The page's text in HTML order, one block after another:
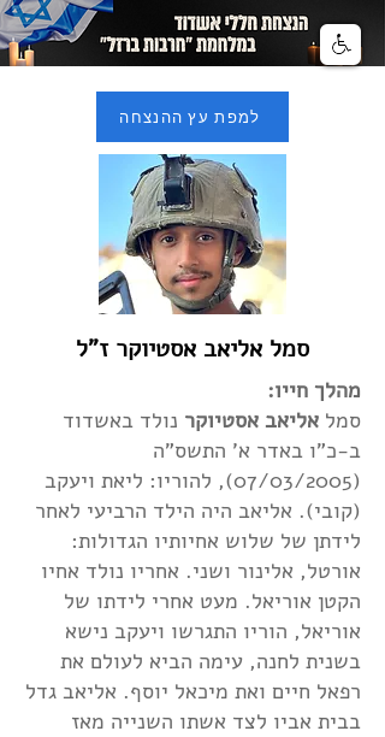
למפת עץ ההנצחה
סמל אליאב אסטיוקר ז"ל
מהלך חייו:
סמל אליאב אסטיוקר נולד באשדוד
ב-כ"ו באדר א' התשס"ה
(07/03/2005), להוריו: ליאת ויעקב
(קובי). אליאב היה הילד הרביעי לאחר
לידתן של שלוש אחיותיו הגדולות:
אורטל, אלינור ושני. אחריו נולד אחיו
הקטן אוריאל. מעט אחרי לידתו של
אוריאל, הוריו התגרשו ויעקב נישא
בשנית לחנה, עימה הביא לעולם את
רפאל חיים ואת מיכאל יוסף. אליאב גדל
בבית אביו לצד אשתו השנייה מאז